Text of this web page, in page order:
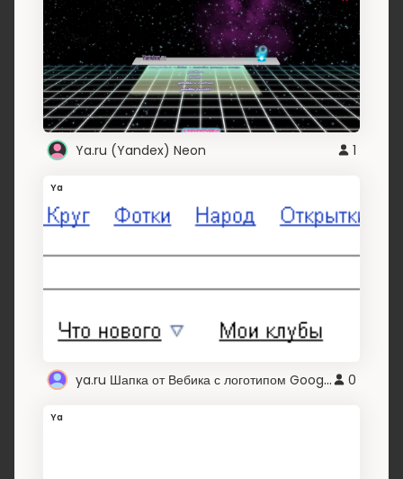
Ya.ru (Yandex) Neon 1
Ya
ya.ru Шапка от Вебика с логотипом Google 0
Ya